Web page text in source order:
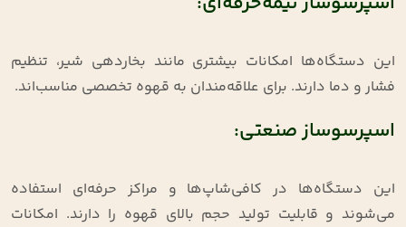
این دستگاه‌ها امکانات بیشتری مانند بخاردهی شیر، تنظیم
فشار و دما دارند. برای علاقه‌مندان به قهوه تخصصی مناسب‌اند.
اسپرسوساز صنعتی:
این دستگاه‌ها در کافی‌شاپ‌ها و مراکز حرفه‌ای استفاده
می‌شوند و قابلیت تولید حجم بالای قهوه را دارند. امکانات